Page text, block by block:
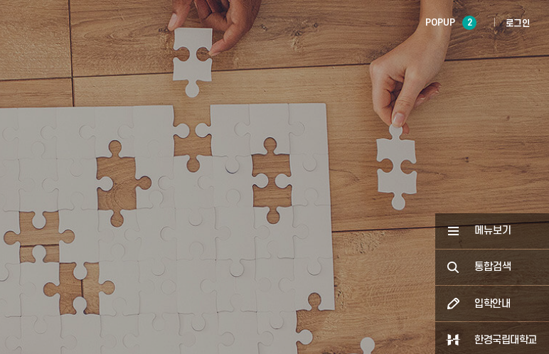
POPUP 2 로그인
메뉴보기
통합검색
입학안내
한경국립대학교